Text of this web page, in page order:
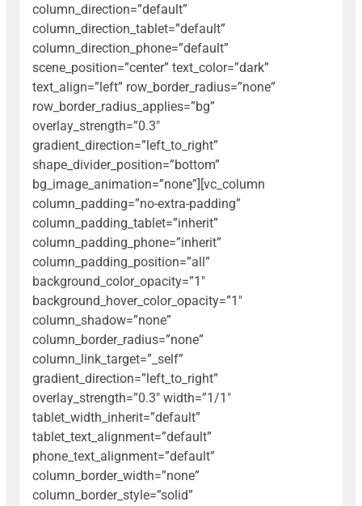
column_direction=”default”
column_direction_tablet=”default”
column_direction_phone=”default”
scene_position=”center” text_color=”dark”
text_align=”left” row_border_radius=”none”
row_border_radius_applies=”bg”
overlay_strength=”0.3″
gradient_direction=”left_to_right”
shape_divider_position=”bottom”
bg_image_animation=”none”][vc_column
column_padding=”no-extra-padding”
column_padding_tablet=”inherit”
column_padding_phone=”inherit”
column_padding_position=”all”
background_color_opacity=”1″
background_hover_color_opacity=”1″
column_shadow=”none”
column_border_radius=”none”
column_link_target=”_self”
gradient_direction=”left_to_right”
overlay_strength=”0.3″ width=”1/1″
tablet_width_inherit=”default”
tablet_text_alignment=”default”
phone_text_alignment=”default”
column_border_width=”none”
column_border_style=”solid”